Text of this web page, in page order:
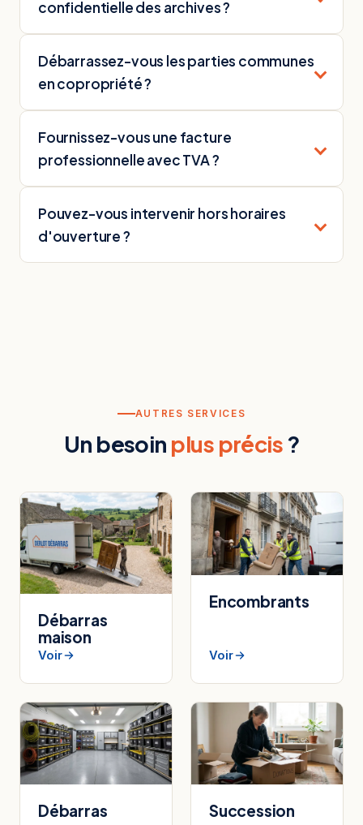
confidentielle des archives ?
Débarrassez-vous les parties communes
en copropriété ?
Fournissez-vous une facture
professionnelle avec TVA ?
Pouvez-vous intervenir hors horaires
d'ouverture ?
AUTRES SERVICES
Un besoin plus précis ?
Débarras
maison
Voir
Encombrants
Voir
Débarras
Succession